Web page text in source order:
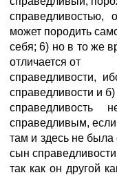
справедливостью,
может породить
себя; 6) но в то же
отличается от
справедливости,
справедливости и б)
справедливым,
там и здесь не
сын
так как он другой